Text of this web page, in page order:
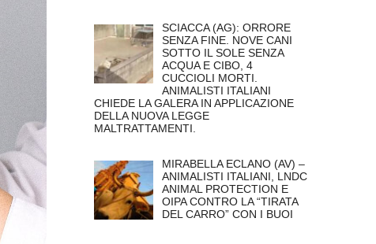
SCIACCA (AG): ORRORE
SENZA FINE. NOVE CANI
SOTTO IL SOLE SENZA
ACQUA E CIBO, 4
CUCCIOLI MORTI.
ANIMALISTI ITALIANI
CHIEDE LA GALERA IN APPLICAZIONE
DELLA NUOVA LEGGE
MALTRATTAMENTI.
MIRABELLA ECLANO (AV) –
ANIMALISTI ITALIANI, LNDC
ANIMAL PROTECTION E
OIPA CONTRO LA “TIRATA
DEL CARRO” CON I BUOI